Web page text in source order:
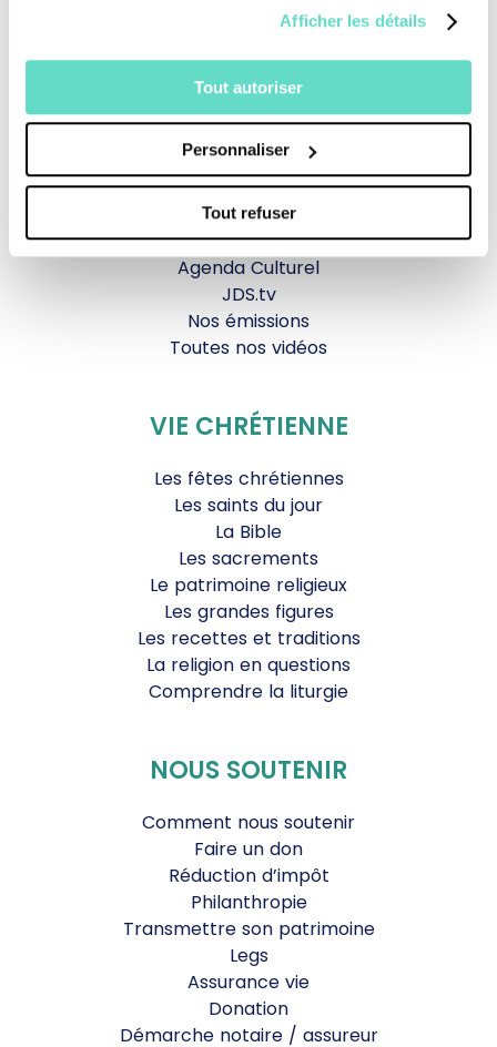
Afficher les détails
Tout autoriser
Personnaliser
Tout refuser
TOUS NOS PROGRAMMES
La messe
Documentaires
Parole Inattendue
Tous Frères
Générations Laudato Si’
Agenda Culturel
JDS.tv
Nos émissions
Toutes nos vidéos
VIE CHRÉTIENNE
Les fêtes chrétiennes
Les saints du jour
La Bible
Les sacrements
Le patrimoine religieux
Les grandes figures
Les recettes et traditions
La religion en questions
Comprendre la liturgie
NOUS SOUTENIR
Comment nous soutenir
Faire un don
Réduction d’impôt
Philanthropie
Transmettre son patrimoine
Legs
Assurance vie
Donation
Démarche notaire / assureur